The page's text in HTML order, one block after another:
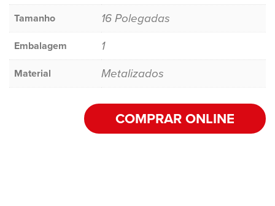
Tamanho 16 Polegadas
Embalagem 1
Material Metalizados
COMPRAR ONLINE